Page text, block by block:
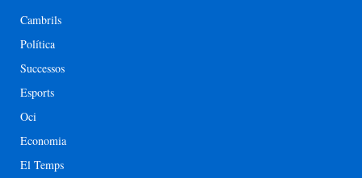
Cambrils
Política
Successos
Esports
Oci
Economia
El Temps